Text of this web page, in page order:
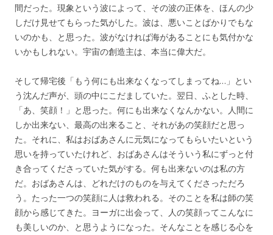
間だった。現象という波によって、その波の正体を、ほんの少
しだけ見せてもらった気がした。波は、悪いことばかりでもな
いのかも、と思った。波がなければ海があることにも気付かな
いかもしれない。宇宙の創造主は、本当に偉大だ。
そして帰宅後「もう何にも出来なくなってしまってね…」とい
う沈んだ声が、頭の中にこだましていた。翌日、ふとした時、
「あ、笑顔！」と思った。何にも出来なくなんかない。人間に
しか出来ない、最高の出来ること、それがあの笑顔だと思っ
た。それに、私はおばあさんに元気になってもらいたいという
思いを持っていたけれど、おばあさんはそういう私にずっと付
き合ってくださっていた気がする。何も出来ないのは私の方
だ。おばあさんは、どれだけのものを与えてくださっただろ
う。たった一つの笑顔に人は救われる。そのことを私は師の笑
顔から感じてきた。ヨーガに出会って、人の笑顔ってこんなに
も美しいのか、と思うようになった。そんなことを感じる心を